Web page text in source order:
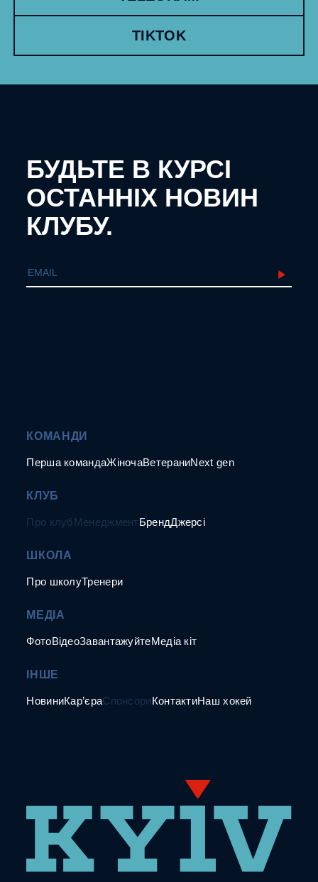
TIKTOK
БУДЬТЕ В КУРСІ
ОСТАННІХ НОВИН
КЛУБУ.
КОМАНДИ
Перша командаЖіночаВетераниNext gen
КЛУБ
Про клубМенеджментБрендДжерсі
ШКОЛА
Про школуТренери
МЕДІА
ФотоВідеоЗавантажуйтеМедіа кіт
ІНШЕ
НовиниКар’єраСпонсориКонтактиНаш хокей